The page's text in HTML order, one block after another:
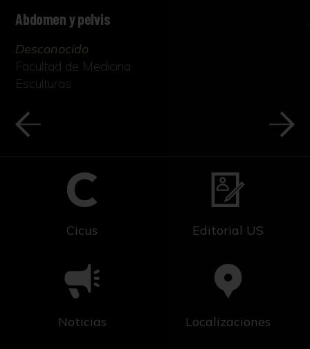
Abdomen y pelvis
Desconocido
Facultad de Medicina
Esculturas
Cicus Editorial US
Noticias Localizaciones